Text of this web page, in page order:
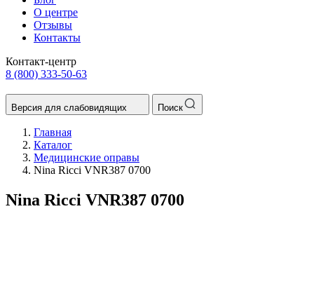
О центре
Отзывы
Контакты
Контакт-центр
8 (800) 333-50-63
Версия для слабовидящих Поиск
Главная
Каталог
Медицинские оправы
Nina Ricci VNR387 0700
Nina Ricci VNR387 0700